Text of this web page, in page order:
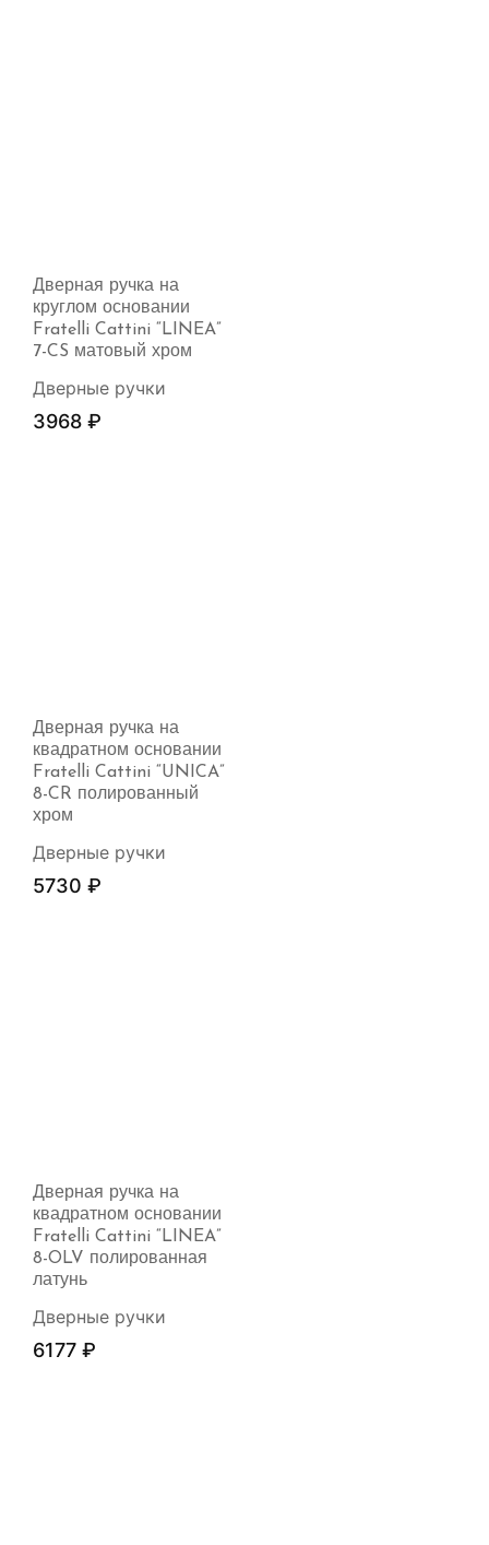
Дверная ручка на
круглом основании
Fratelli Cattini “LINEA”
7-CS матовый хром
Дверные ручки
3968 ₽
Дверная ручка на
квадратном основании
Fratelli Cattini “UNICA”
8-CR полированный
хром
Дверные ручки
5730 ₽
Дверная ручка на
квадратном основании
Fratelli Cattini “LINEA”
8-OLV полированная
латунь
Дверные ручки
6177 ₽